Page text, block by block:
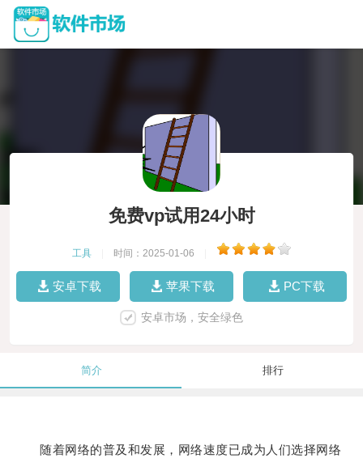
免费vp试用24小时
工具 时间：2025-01-06
安卓下载 苹果下载 PC下载
安卓市场，安全绿色
简介 排行
随着网络的普及和发展，网络速度已成为人们选择网络